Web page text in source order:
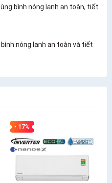
bình nóng lạnh an toàn, tiết
nóng lạnh an toàn và tiết
- 17%